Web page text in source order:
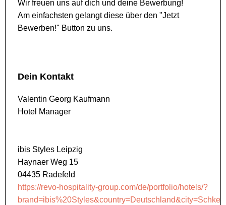
Wir freuen uns auf dich und deine Bewerbung!
Am einfachsten gelangt diese über den "Jetzt
Bewerben!" Button zu uns.
Dein Kontakt
Valentin Georg Kaufmann
Hotel Manager
ibis Styles Leipzig
Haynaer Weg 15
04435 Radefeld
https://revo-hospitality-group.com/de/portfolio/hotels/?